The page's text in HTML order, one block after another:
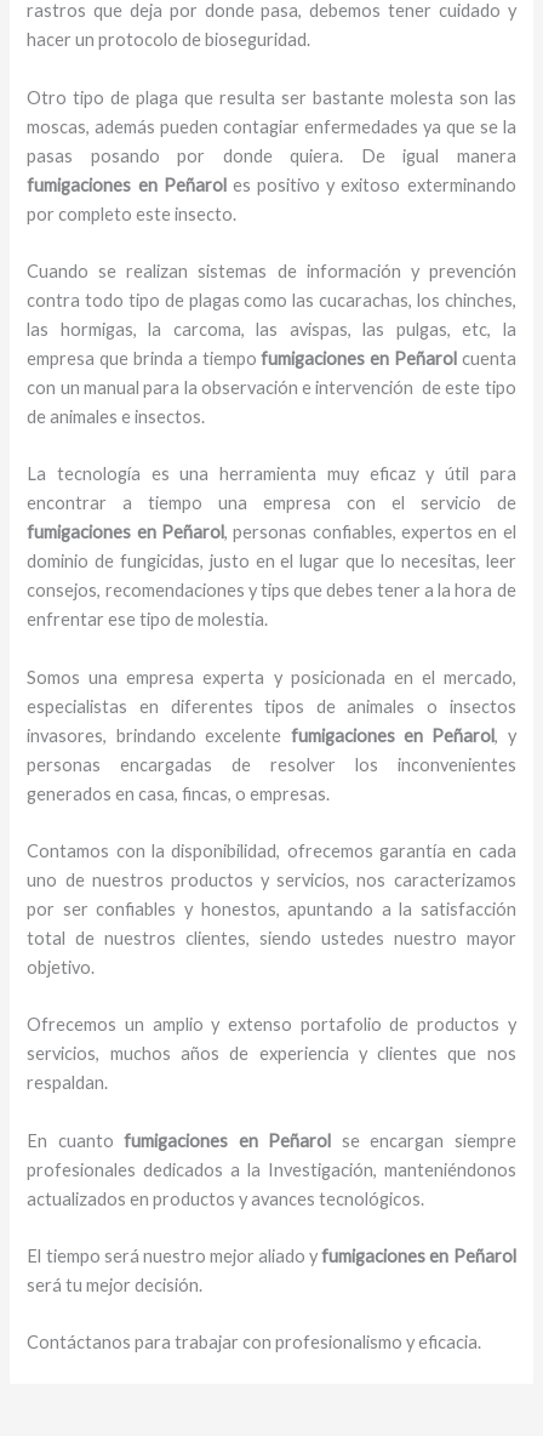
rastros que deja por donde pasa, debemos tener cuidado y
hacer un protocolo de bioseguridad.
Otro tipo de plaga que resulta ser bastante molesta son las
moscas, además pueden contagiar enfermedades ya que se la
pasas posando por donde quiera. De igual manera
fumigaciones en Peñaroles positivo y exitoso exterminando
por completo este insecto.
Cuando se realizan sistemas de información y prevención
contra todo tipo de plagas como las cucarachas, los chinches,
las hormigas, la carcoma, las avispas, las pulgas, etc, la
empresa que brinda a tiempofumigaciones en Peñarolcuenta
con un manual para la observación e intervención de este tipo
de animales e insectos.
La tecnología es una herramienta muy eficaz y útil para
encontrar a tiempo una empresa con el servicio de
fumigaciones en Peñarol, personas confiables, expertos en el
dominio de fungicidas, justo en el lugar que lo necesitas, leer
consejos, recomendaciones y tips que debes tener a la hora de
enfrentar ese tipo de molestia.
Somos una empresa experta y posicionada en el mercado,
especialistas en diferentes tipos de animales o insectos
invasores, brindando excelente fumigacionesen Peñarol, y
personas encargadas de resolver los inconvenientes
generados en casa, fincas, o empresas.
Contamos con la disponibilidad, ofrecemos garantía en cada
uno de nuestros productos y servicios, nos caracterizamos
por ser confiables y honestos, apuntando a la satisfacción
total de nuestros clientes, siendo ustedes nuestro mayor
objetivo.
Ofrecemos un amplio y extenso portafolio de productos y
servicios, muchos años de experiencia y clientes que nos
respaldan.
En cuantofumigaciones en Peñarol se encargan siempre
profesionales dedicados a la Investigación, manteniéndonos
actualizados en productos y avances tecnológicos.
El tiempo será nuestro mejor aliado yfumigacionesen Peñarol
será tu mejor decisión.
Contáctanos para trabajar con profesionalismo y eficacia.